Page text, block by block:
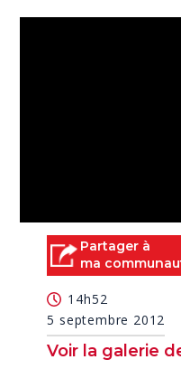
seconds
seconds
Partager à
ma
14h52
5 septembre 2012
Voir la galerie